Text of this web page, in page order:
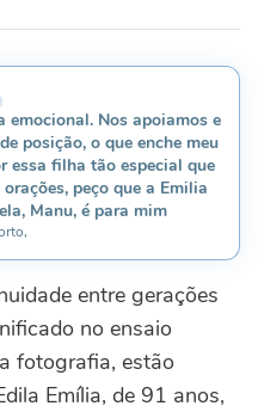
emocional. Nos apoiamos e
posição, o que enche meu
essa filha tão especial que
peço que a Emilia
Manu, é para mim
entre gerações
no ensaio
fotografia, estão
Emília, de 91 anos,